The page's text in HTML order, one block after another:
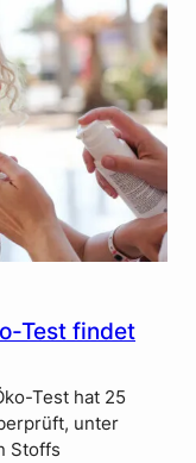
Test findet
Test hat 25
unter
Stoffs